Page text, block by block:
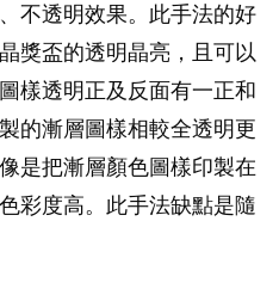
不透明效果。此手法的好
獎盃的透明晶亮，且可以
樣透明正及反面有一正和
的漸層圖樣相較全透明更
是把漸層顏色圖樣印製在
彩度高。此手法缺點是隨